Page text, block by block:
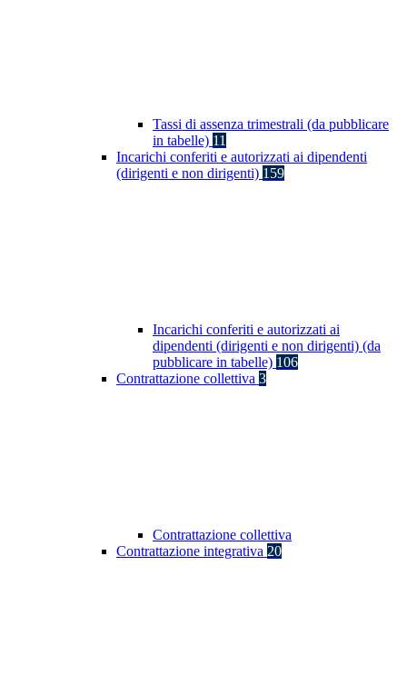
Tassi di assenza trimestrali (da pubblicare
in tabelle) 11
Incarichi conferiti e autorizzati ai dipendenti
(dirigenti e non dirigenti) 159
Incarichi conferiti e autorizzati ai
dipendenti (dirigenti e non dirigenti) (da
pubblicare in tabelle) 106
Contrattazione collettiva 3
Contrattazione collettiva
Contrattazione integrativa 20